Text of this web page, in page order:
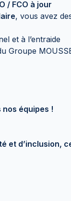
/ FCO à jour
, vous avez
et à l’entraide
Groupe
équipes !
et d’inclusion,